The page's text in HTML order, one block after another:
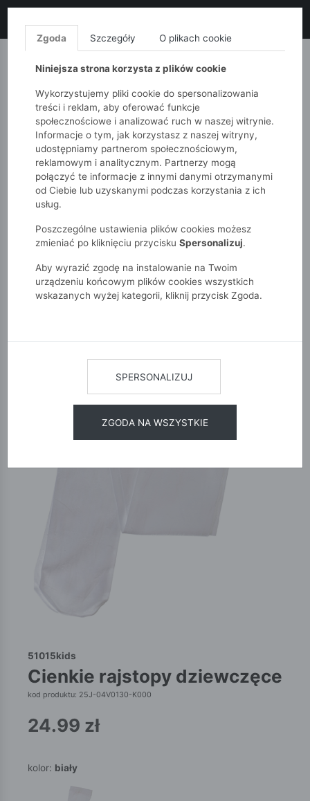
MONNARI QUIOSQUE
51015kids
Dziewczynki 7-12 lat
Cienkie rajstopy dziewczęce
51015kids
cienkie rajstopy dziewczęce
kod produktu: 25J-04V0130-K000
24.99 zł
kolor: biały
Zgoda Szczegóły O plikach cookie
Niniejsza strona korzysta z plików cookie
Wykorzystujemy pliki cookie do spersonalizowania
treści i reklam, aby oferować funkcje
społecznościowe i analizować ruch w naszej witrynie.
Informacje o tym, jak korzystasz z naszej witryny,
udostępniamy partnerom społecznościowym,
reklamowym i analitycznym. Partnerzy mogą
połączyć te informacje z innymi danymi otrzymanymi
od Ciebie lub uzyskanymi podczas korzystania z ich
usług.
Poszczególne ustawienia plików cookies możesz
zmieniać po kliknięciu przycisku Spersonalizuj.
Aby wyrazić zgodę na instalowanie na Twoim
urządzeniu końcowym plików cookies wszystkich
wskazanych wyżej kategorii, kliknij przycisk Zgoda.
SPERSONALIZUJ
ZGODA NA WSZYSTKIE